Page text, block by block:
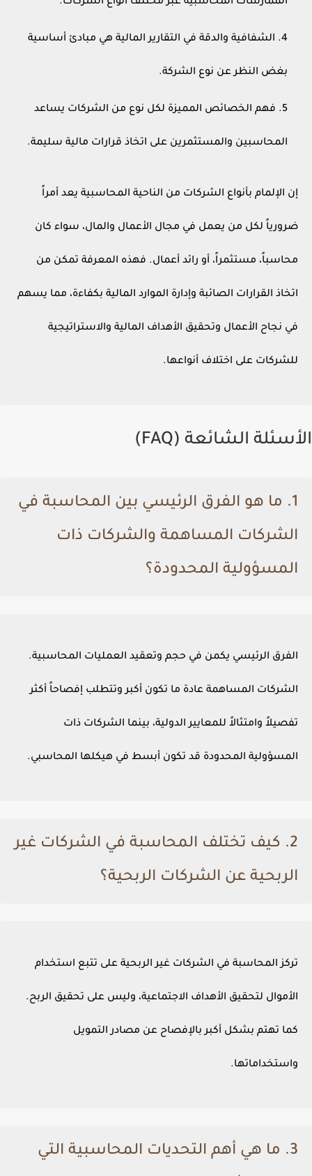
الممارسات المحاسبية عبر مختلف أنواع الشركات.
الشفافية والدقة في التقارير المالية هي مبادئ أساسية
بغض النظر عن نوع الشركة.
فهم الخصائص المميزة لكل نوع من الشركات يساعد
المحاسبين والمستثمرين على اتخاذ قرارات مالية سليمة.
إن الإلمام بأنواع الشركات من الناحية المحاسبية يعد أمراً
ضرورياً لكل من يعمل في مجال الأعمال والمال، سواء كان
محاسباً، مستثمراً، أو رائد أعمال. فهذه المعرفة تمكن من
اتخاذ القرارات الصائبة وإدارة الموارد المالية بكفاءة، مما يسهم
في نجاح الأعمال وتحقيق الأهداف المالية والاستراتيجية
للشركات على اختلاف أنواعها.
الأسئلة الشائعة (FAQ)
1. ما هو الفرق الرئيسي بين المحاسبة في
الشركات المساهمة والشركات ذات
المسؤولية المحدودة؟
الفرق الرئيسي يكمن في حجم وتعقيد العمليات المحاسبية.
الشركات المساهمة عادة ما تكون أكبر وتتطلب إفصاحاً أكثر
تفصيلاً وامتثالاً للمعايير الدولية، بينما الشركات ذات
المسؤولية المحدودة قد تكون أبسط في هيكلها المحاسبي.
2. كيف تختلف المحاسبة في الشركات غير
الربحية عن الشركات الربحية؟
تركز المحاسبة في الشركات غير الربحية على تتبع استخدام
الأموال لتحقيق الأهداف الاجتماعية، وليس على تحقيق الربح.
كما تهتم بشكل أكبر بالإفصاح عن مصادر التمويل
واستخداماتها.
3. ما هي أهم التحديات المحاسبية التي